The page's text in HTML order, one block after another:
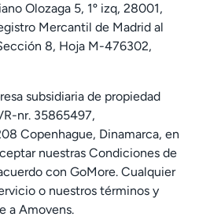
Olozaga 5, 1º izq, 28001,
Mercantil de Madrid al
8, Hoja M-476302,
subsidiaria de propiedad
nr. 35865497,
Copenhague, Dinamarca, en
nuestras Condiciones de
con GoMore. Cualquier
o nuestros términos y
a Amovens.